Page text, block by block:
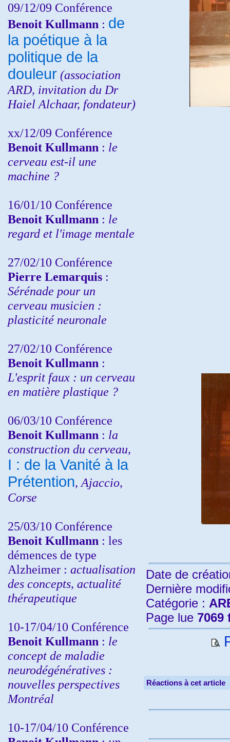
09/12/09 Conférence
Benoit Kullmann : de
la poétique à la
politique de la
douleur (association
ARD, invitation du Dr
Haiel Alchaar, fondateur)
xx/12/09 Conférence
Benoit Kullmann : le
cerveau est-il une
machine ?
16/01/10 Conférence
Benoit Kullmann : le
regard et l'image mentale
27/02/10 Conférence
Pierre Lemarquis :
Sérénade pour un
cerveau musicien :
plasticité neuronale
27/02/10 Conférence
Benoit Kullmann :
L'esprit faux : un cerveau
en matière plastique ?
06/03/10 Conférence
Benoit Kullmann : la
construction du cerveau,
I : de la Vanité à la
Prétention, Ajaccio,
Corse
25/03/10 Conférence
Benoit Kullmann : les
démences de type
Alzheimer : actualisation
des concepts, actualité
thérapeutique
10-17/04/10 Conférence
Benoit Kullmann : le
concept de maladie
neurodégénératives :
nouvelles perspectives
Montréal
10-17/04/10 Conférence
Date de
Dernière
Catégorie :
Page lue 7069
Réactions à cet article